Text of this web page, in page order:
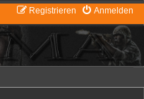
Anmelden
Registrieren